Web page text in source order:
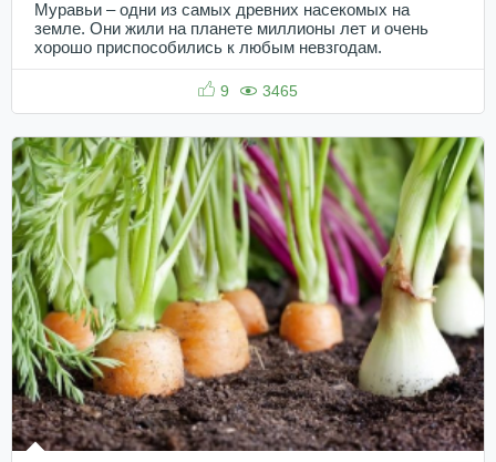
Муравьи – одни из самых древних насекомых на
земле. Они жили на планете миллионы лет и очень
хорошо приспособились к любым невзгодам.
9 3465